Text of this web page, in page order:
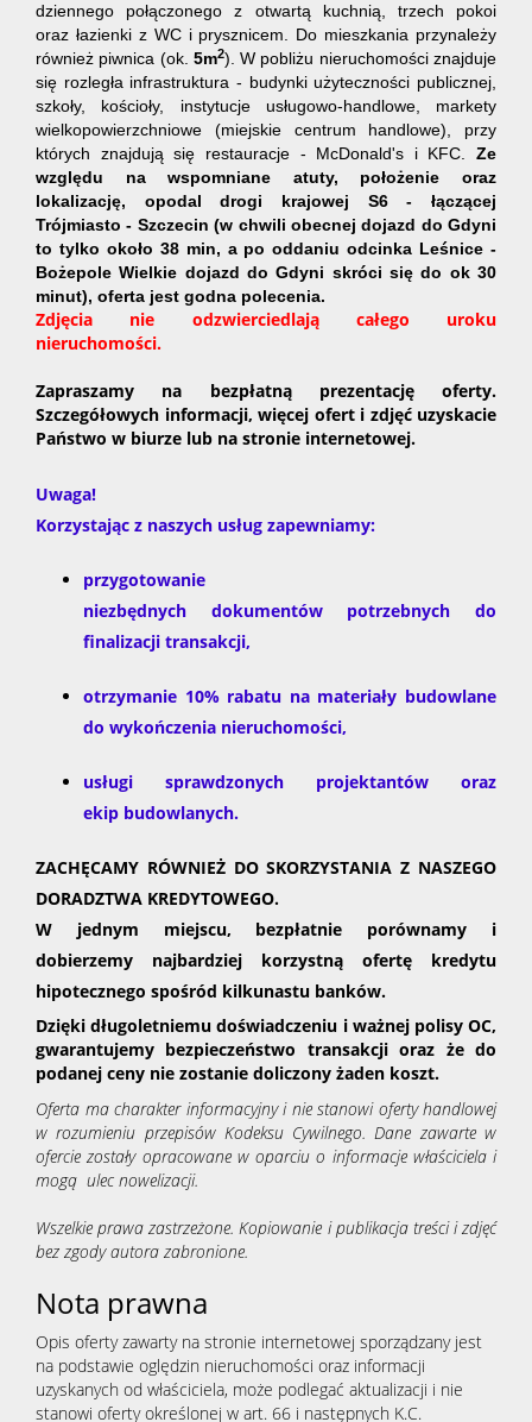
dziennego połączonego z otwartą kuchnią, trzech pokoi
oraz łazienki z WC i prysznicem. Do mieszkania przynależy
również piwnica (ok. 5m2). W pobliżu nieruchomości znajduje
się rozległa infrastruktura - budynki użyteczności publicznej,
szkoły, kościoły, instytucje usługowo-handlowe, markety
wielkopowierzchniowe (miejskie centrum handlowe), przy
których znajdują się restauracje - McDonald's i KFC. Ze
względu na wspomniane atuty, położenie oraz
lokalizację, opodal drogi krajowej S6 - łączącej
Trójmiasto - Szczecin (w chwili obecnej dojazd do Gdyni
to tylko około 38 min, a po oddaniu odcinka Leśnice -
Bożepole Wielkie dojazd do Gdyni skróci się do ok 30
minut), oferta jest godna polecenia.
Zdjęcia nie odzwierciedlają całego uroku
nieruchomości.
Zapraszamy na bezpłatną prezentację oferty.
Szczegółowych informacji, więcej ofert i zdjęć uzyskacie
Państwo w biurze lub na stronie internetowej.
Uwaga!
Korzystając z naszych usług zapewniamy:
przygotowanie
niezbędnych dokumentów potrzebnych do
finalizacji transakcji,
otrzymanie 10% rabatu na materiały budowlane
do wykończenia nieruchomości,
usługi sprawdzonych projektantów oraz
ekip budowlanych.
ZACHĘCAMY RÓWNIEŻ DO SKORZYSTANIA Z NASZEGO
DORADZTWA KREDYTOWEGO.
W jednym miejscu, bezpłatnie porównamy i
dobierzemy najbardziej korzystną ofertę kredytu
hipotecznego spośród kilkunastu banków.
Dzięki długoletniemu doświadczeniu i ważnej polisy OC,
gwarantujemy bezpieczeństwo transakcji oraz że do
podanej ceny nie zostanie doliczony żaden koszt.
Oferta ma charakter informacyjny i nie stanowi oferty handlowej
w rozumieniu przepisów Kodeksu Cywilnego. Dane zawarte w
ofercie zostały opracowane w oparciu o informacje właściciela i
mogą ulec nowelizacji.
Wszelkie prawa zastrzeżone. Kopiowanie i publikacja treści i zdjęć
bez zgody autora zabronione.
Nota prawna
Opis oferty zawarty na stronie internetowej sporządzany jest
na podstawie oględzin nieruchomości oraz informacji
uzyskanych od właściciela, może podlegać aktualizacji i nie
stanowi oferty określonej w art. 66 i następnych K.C.